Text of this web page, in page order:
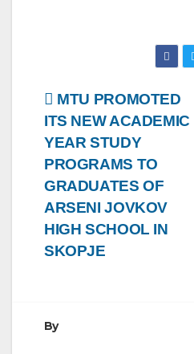
Post
navigation
MTU PROMOTED
ITS NEW ACADEMIC
YEAR STUDY
PROGRAMS TO
GRADUATES OF
ARSENI JOVKOV
HIGH SCHOOL IN
SKOPJE
By